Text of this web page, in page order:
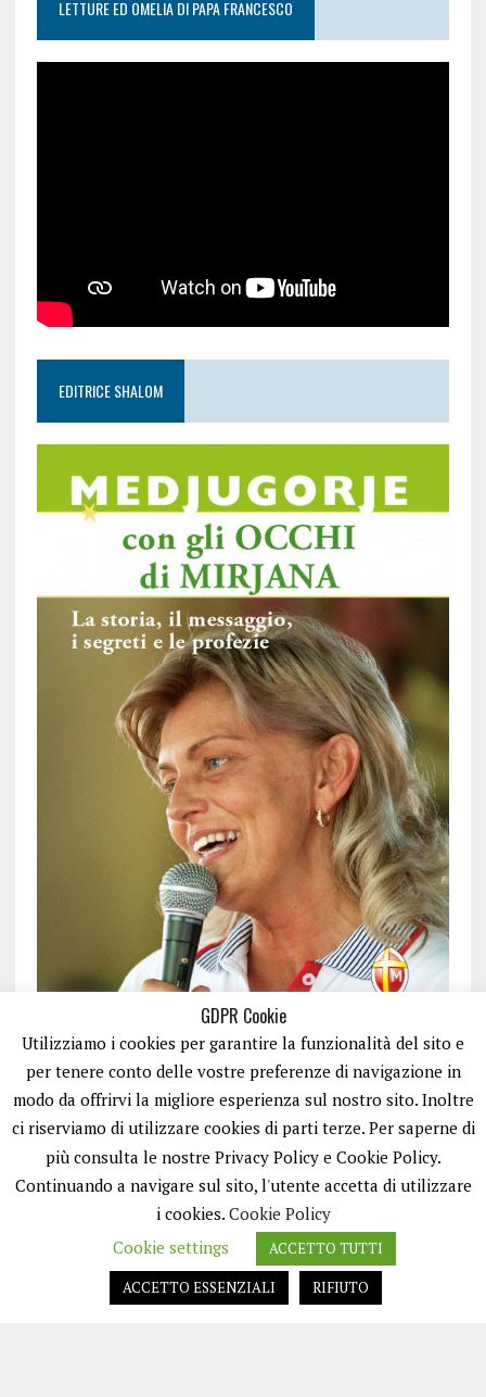
LETTURE ED OMELIA DI PAPA FRANCESCO
EDITRICE SHALOM
ISCRIVITI
GDPR Cookie
Utilizziamo i cookies per garantire la funzionalità del sito e
per tenere conto delle vostre preferenze di navigazione in
modo da offrirvi la migliore esperienza sul nostro sito. Inoltre
ci riserviamo di utilizzare cookies di parti terze. Per saperne di
più consulta le nostre Privacy Policy e Cookie Policy.
Continuando a navigare sul sito, l'utente accetta di utilizzare
i cookies. Cookie Policy
Cookie settings
ACCETTO TUTTI
ACCETTO ESSENZIALI
RIFIUTO